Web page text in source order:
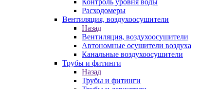
Контроль уровня воды
Расходомеры
Вентиляция, воздухоосушители
Назад
Вентиляция, воздухоосушители
Автономные осушители воздуха
Канальные воздухоосушители
Трубы и фитинги
Назад
Трубы и фитинги